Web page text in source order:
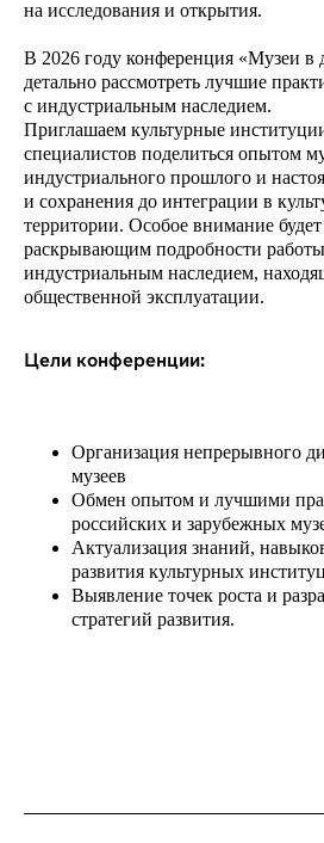
на исследования и открытия.
В 2026 году конференция «Музеи в
детально рассмотреть лучшие
с индустриальным наследием.
Приглашаем культурные
специалистов поделиться опытом
индустриального прошлого и
и сохранения до интеграции в
территории. Особое внимание
раскрывающим подробности
индустриальным наследием,
общественной эксплуатации.
Цели конференции:
Организация непрерывного
музеев
Обмен опытом и лучшими
российских и зарубежных
Актуализация знаний,
развития культурных
Выявление точек роста и
стратегий развития.